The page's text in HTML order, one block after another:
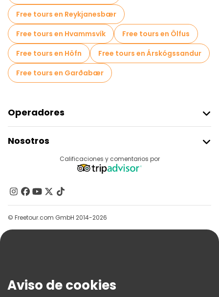
Free tours en Reykjanesbær
Free tours en Hvammsvík
Free tours en Ölfus
Free tours en Höfn
Free tours en Árskógssandur
Free tours en Garðabær
Operadores
Acceder Como Proveedor
Programa De Afiliados
Nosotros
Contacto
Grupos
Ayuda
Términos E Información Legal
Calificaciones y comentarios por
© Freetour.com GmbH 2014-2026
Aviso de cookies